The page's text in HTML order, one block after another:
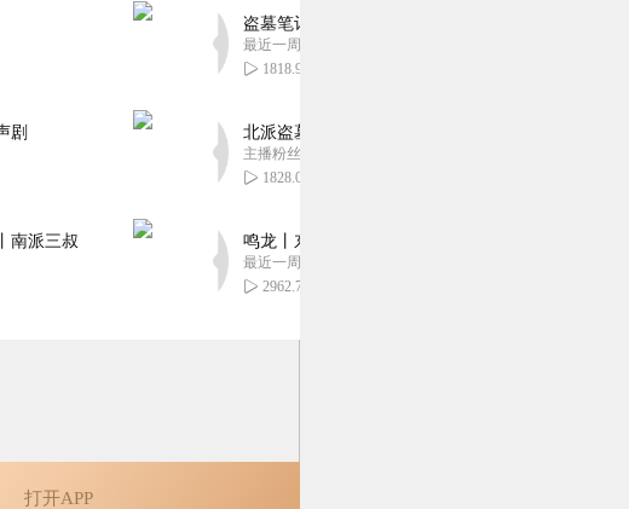
2
后欲罢不能，很不错的文，果断入
2
喜主播又出精品！
剧
南派三叔
盗墓笔记 全8部丨豪华CV版丨苏尚卿&边江 领衔
最近一周更新
1818.97万
北派盗墓笔记丨头陀渊出品丨悬疑灵异丨摸金校尉
主播粉丝1659万
1828.08万
鸣龙丨东方玄幻丨紫襟团队丨轻松搞笑丨多人有声
最近一周更新
2962.78万
打开APP